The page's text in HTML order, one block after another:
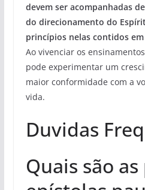
devem ser acompanhadas
do direcionamento do
princípios nelas contidos
Ao vivenciar os
pode experimentar um
maior conformidade com a
vida.
Duvidas
Quais são